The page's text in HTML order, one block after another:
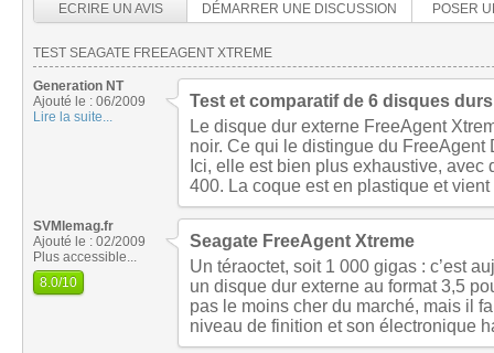
ECRIRE UN AVIS DÉMARRER UNE DISCUSSION POSER
TEST SEAGATE FREEAGENT XTREME
Generation NT
Ajouté le : 06/2009
Lire la suite...
Test et comparatif de 6 disques
Le disque dur externe FreeAgent
noir. Ce qui le distingue du FreeAgent
Ici, elle est bien plus exhaustive, avec
400. La coque est en plastique et vient
SVMlemag.fr
Ajouté le : 02/2009
Plus accessible...
8.0/10
Seagate FreeAgent Xtreme
Un téraoctet, soit 1 000 gigas : c’est
un disque dur externe au format 3,5
pas le moins cher du marché, mais il
niveau de finition et son électronique